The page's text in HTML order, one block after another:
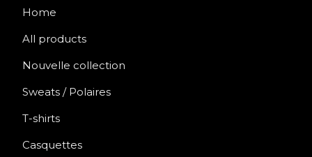
Home
All products
Nouvelle collection
Sweats / Polaires
T-shirts
Casquettes